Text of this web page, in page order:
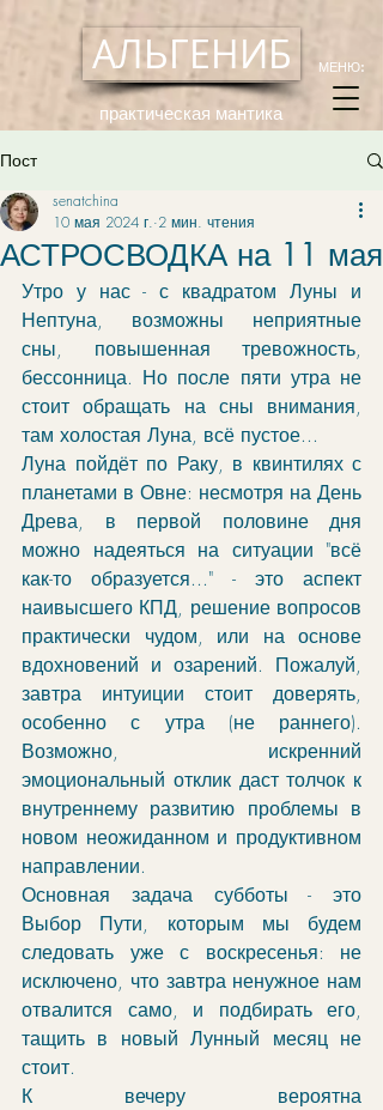
АЛЬГЕНИБ
практическая мантика
МЕНЮ:
Пост
АСТРОСВОДКА на 11 мая
senatchina
10 мая 2024 г. 2 мин. чтения
Утро у нас - с квадратом Луны и
Нептуна, возможны неприятные
сны, повышенная тревожность,
бессонница. Но после пяти утра не
стоит обращать на сны внимания,
там холостая Луна, всё пустое...
Луна пойдёт по Раку, в квинтилях с
планетами в Овне: несмотря на День
Древа, в первой половине дня
можно надеяться на ситуации "всё
как-то образуется..." - это аспект
наивысшего КПД, решение вопросов
практически чудом, или на основе
вдохновений и озарений. Пожалуй,
завтра интуиции стоит доверять,
особенно с утра (не раннего).
Возможно, искренний
эмоциональный отклик даст толчок к
внутреннему развитию проблемы в
новом неожиданном и продуктивном
направлении.
Основная задача субботы - это
Выбор Пути, которым мы будем
следовать уже с воскресенья: не
исключено, что завтра ненужное нам
отвалится само, и подбирать его,
тащить в новый Лунный месяц не
стоит.
К вечеру вероятна